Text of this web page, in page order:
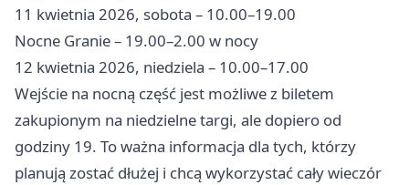
11 kwietnia 2026, sobota – 10.00–19.00
Nocne Granie – 19.00–2.00 w nocy
12 kwietnia 2026, niedziela – 10.00–17.00
Wejście na nocną część jest możliwe z biletem
zakupionym na niedzielne targi, ale dopiero od
godziny 19. To ważna informacja dla tych, którzy
planują zostać dłużej i chcą wykorzystać cały wieczór